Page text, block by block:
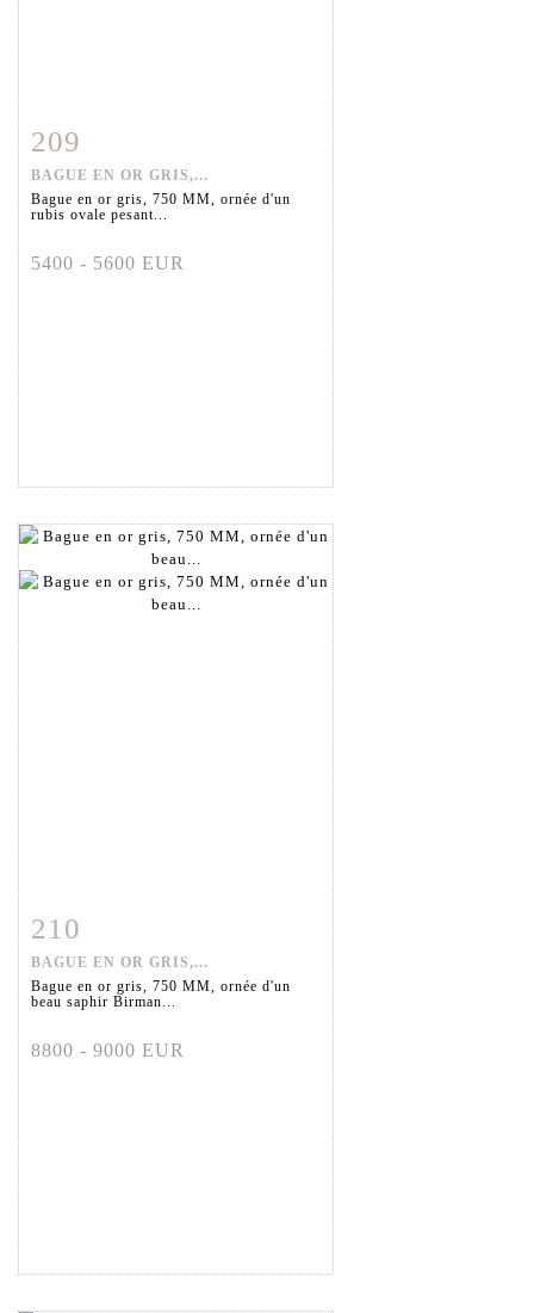
Fiche détaillée
209
BAGUE EN OR GRIS,...
Bague en or gris, 750 MM, ornée d'un
rubis ovale pesant...
5400 - 5600 EUR
Fiche détaillée
210
BAGUE EN OR GRIS,...
Bague en or gris, 750 MM, ornée d'un
beau saphir Birman...
8800 - 9000 EUR